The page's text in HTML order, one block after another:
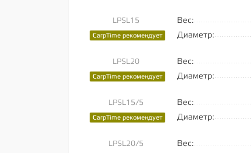
LPSL15
CarpTime рекомендует
Вес:
Диаметр:
LPSL20
CarpTime рекомендует
Вес:
Диаметр:
LPSL15/5
CarpTime рекомендует
Вес:
Диаметр:
LPSL20/5 Вес: